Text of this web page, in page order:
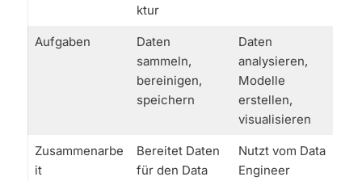
ktur
Aufgaben
Daten
sammeln,
bereinigen,
speichern
Daten
analysieren,
Modelle
erstellen,
visualisieren
Zusammenarbe
it
Bereitet Daten
für den Data
Nutzt vom Data
Engineer